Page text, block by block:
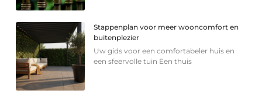
Stappenplan voor meer wooncomfort en
buitenplezier
Uw gids voor een comfortabeler huis en
een sfeervolle tuin Een thuis